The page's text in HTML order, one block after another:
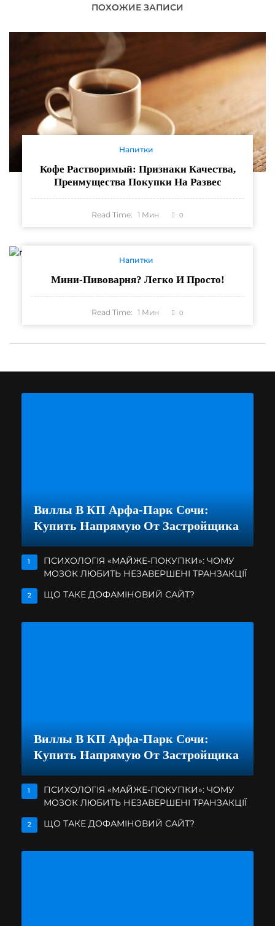
ПОХОЖИЕ ЗАПИСИ
Напитки
Кофе Растворимый: Признаки Качества,
Преимущества Покупки На Развес
Read Time: 1 Мин 0
Напитки
Мини-Пивоварня? Легко И Просто!
Read Time: 1 Мин 0
Виллы В КП Арфа-Парк Сочи:
Купить Напрямую От Застройщика
1
ПСИХОЛОГІЯ «МАЙЖЕ-ПОКУПКИ»: ЧОМУ
МОЗОК ЛЮБИТЬ НЕЗАВЕРШЕНІ ТРАНЗАКЦІЇ
2 ЩО ТАКЕ ДОФАМІНОВИЙ САЙТ?
Виллы В КП Арфа-Парк Сочи:
Купить Напрямую От Застройщика
1
ПСИХОЛОГІЯ «МАЙЖЕ-ПОКУПКИ»: ЧОМУ
МОЗОК ЛЮБИТЬ НЕЗАВЕРШЕНІ ТРАНЗАКЦІЇ
2 ЩО ТАКЕ ДОФАМІНОВИЙ САЙТ?